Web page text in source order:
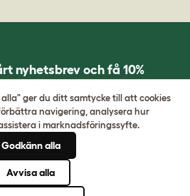
nyhetsbrev och få 10%
ger du ditt samtycke till att cookies
navigering, analysera hur
i marknadsföringssyfte.
Godkänn alla
Avvisa alla